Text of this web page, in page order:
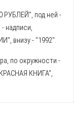
РУБЛЕЙ", под ней -
надписи,
внизу - "1992".
по окружности -
КНИГА",